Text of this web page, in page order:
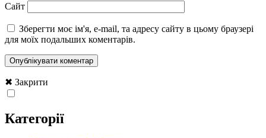
Сайт
Зберегти моє ім'я, e-mail, та адресу сайту в цьому браузері
для моїх подальших коментарів.
✖ Закрити
Категорії